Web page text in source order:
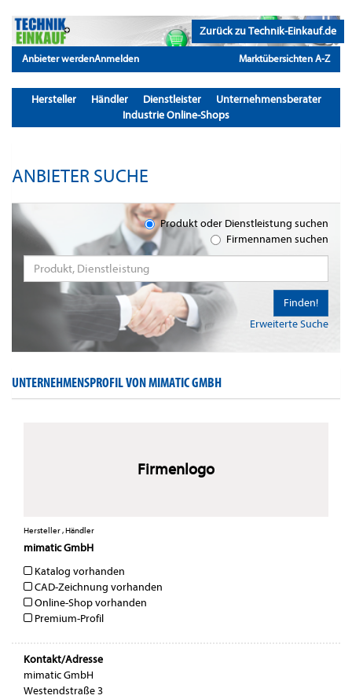
Zurück zu Technik-Einkauf.de
Anbieter werdenAnmelden Marktübersichten A-Z
Hersteller Händler Dienstleister
Unternehmensberater
Industrie Online-Shops
ANBIETER SUCHE
Produkt oder Dienstleistung suchen
Firmennamen suchen
Erweiterte Suche
Finden!
UNTERNEHMENSPROFIL VON MIMATIC GMBH
Firmenlogo
Hersteller , Händler
mimatic GmbH
Katalog vorhanden
CAD-Zeichnung vorhanden
Online-Shop vorhanden
Premium-Profil
Kontakt/Adresse
mimatic GmbH
Westendstraße 3